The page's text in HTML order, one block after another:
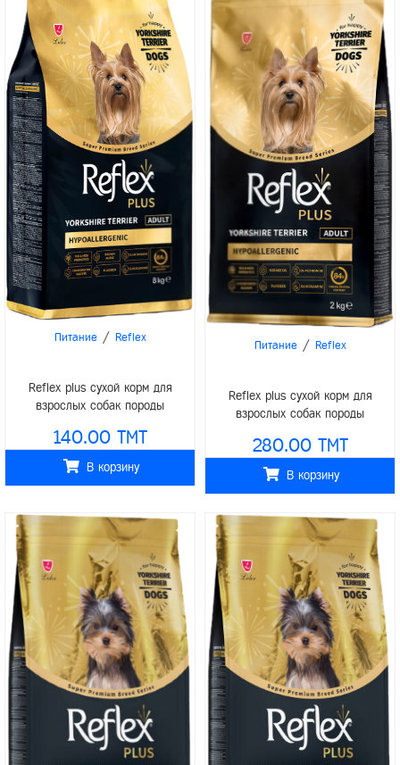
Питание / Reflex
Reflex plus сухой корм для
взрослых собак породы
140.00 TMT
В корзину
Питание / Reflex
Reflex plus сухой корм для
взрослых собак породы
280.00 TMT
В корзину